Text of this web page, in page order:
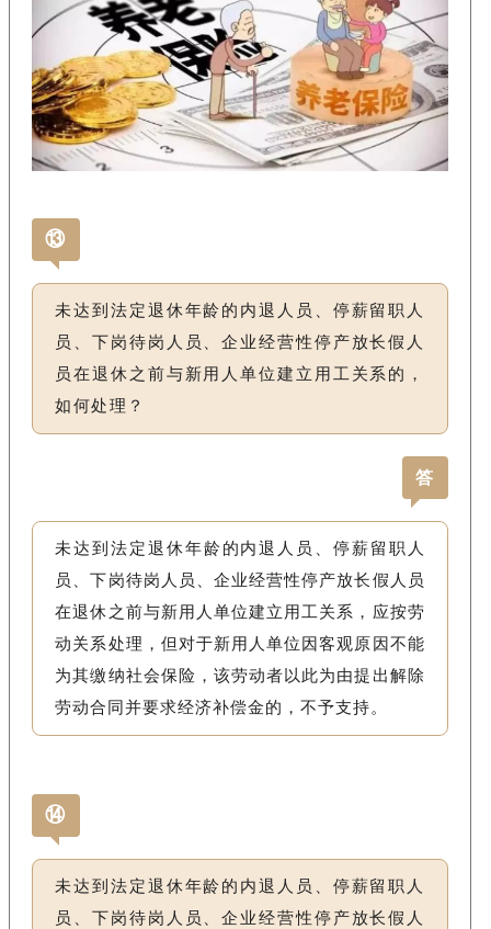
⑬
未达到法定退休年龄的内退人员、停薪留职人
员、下岗待岗人员、企业经营性停产放长假人
员在退休之前与新用人单位建立用工关系的，
如何处理？
答
未达到法定退休年龄的内退人员、停薪留职人
员、下岗待岗人员、企业经营性停产放长假人员
在退休之前与新用人单位建立用工关系，应按劳
动关系处理，但对于新用人单位因客观原因不能
为其缴纳社会保险，该劳动者以此为由提出解除
劳动合同并要求经济补偿金的，不予支持。
⑭
未达到法定退休年龄的内退人员、停薪留职人
员、下岗待岗人员、企业经营性停产放长假人